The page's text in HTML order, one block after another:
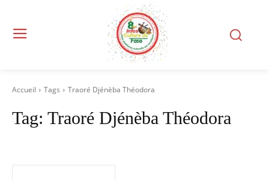
Accueil Tags Traoré Djénèba Théodora
Tag: Traoré Djénèba Théodora